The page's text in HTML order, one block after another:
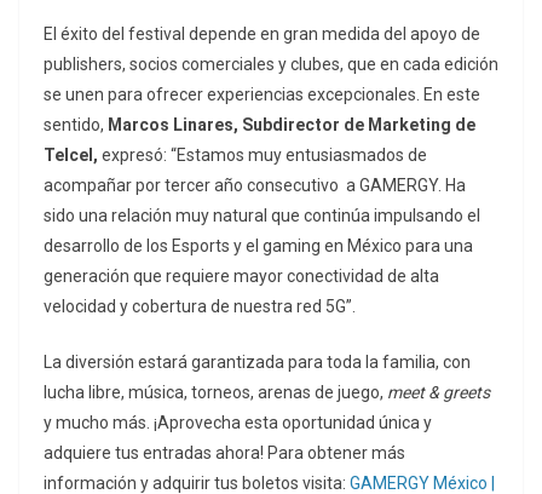
El éxito del festival depende en gran medida del apoyo de
publishers, socios comerciales y clubes, que en cada edición
se unen para ofrecer experiencias excepcionales. En este
sentido, Marcos Linares, Subdirector de Marketing de
Telcel, expresó: “Estamos muy entusiasmados de
acompañar por tercer año consecutivo a GAMERGY. Ha
sido una relación muy natural que continúa impulsando el
desarrollo de los Esports y el gaming en México para una
generación que requiere mayor conectividad de alta
velocidad y cobertura de nuestra red 5G”.
La diversión estará garantizada para toda la familia, con
lucha libre, música, torneos, arenas de juego, meet & greets
y mucho más. ¡Aprovecha esta oportunidad única y
adquiere tus entradas ahora! Para obtener más
información y adquirir tus boletos visita: GAMERGY México |